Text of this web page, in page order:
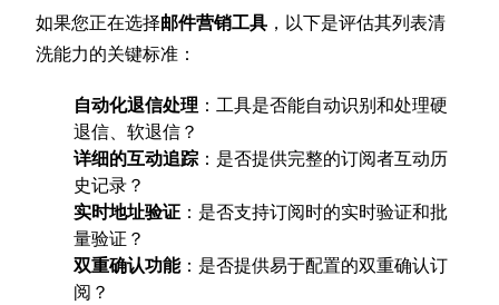
如果您正在选择邮件营销工具 ，以下是评估其列表清
洗能力的关键标准：
自动化退信处理 ：工具是否能自动识别和处理硬
退信、软退信？
详细的互动追踪 ：是否提供完整的订阅者互动历
史记录？
实时地址验证 ：是否支持订阅时的实时验证和批
量验证？
双重确认功能：是否提供易于配置的双重确认订
阅？